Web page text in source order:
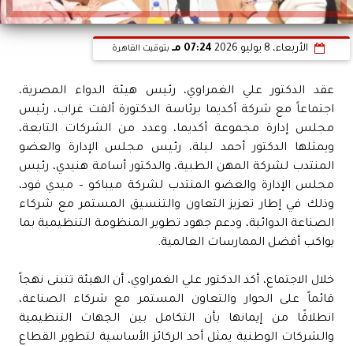
الأربعاء، 8 يوليو 2026 07:24 مـ بتوقيت القاهرة
عقد الدكتور علي الغمراوي، رئيس هيئة الدواء المصرية،
اجتماعاً مع شركة أكديما برئاسة الدكتورة ألفت غراب، رئيس
مجلس إدارة مجموعة أكديما، وعدد من الشركات التابعة،
ويمثلها الدكتور أحمد ليلة، رئيس مجلس الإدارة والعضو
المنتدب لشركة المهن الطبية، والدكتور أسامة هنيدي، رئيس
مجلس الإدارة والعضو المنتدب لشركة ميباكو – ميدي فود،
وذلك في إطار تعزيز التعاون والتنسيق المستمر مع شركاء
الصناعة الدوائية، ودعم جهود تطوير المنظومة التنظيمية بما
يواكب أفضل الممارسات العالمية.
خلال الاجتماع، أكد الدكتور علي الغمراوي، أن الهيئة تتبنى نهجاً
قائماً على الحوار والتعاون المستمر مع شركاء الصناعة،
انطلاقًا من إيمانها بأن التكامل بين الجهات التنظيمية
والشركات الوطنية يمثل أحد الركائز الأساسية لتطوير القطاع